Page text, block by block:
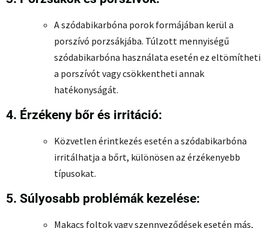
A szódabikarbóna porok formájában kerül a
porszívó porzsákjába. Túlzott mennyiségű
szódabikarbóna használata esetén ez eltömítheti
a porszívót vagy csökkentheti annak
hatékonyságát.
4. Érzékeny bőr és irritáció:
Közvetlen érintkezés esetén a szódabikarbóna
irritálhatja a bőrt, különösen az érzékenyebb
típusokat.
5. Súlyosabb problémák kezelése:
Makacs foltok vagy szennyeződések esetén más,